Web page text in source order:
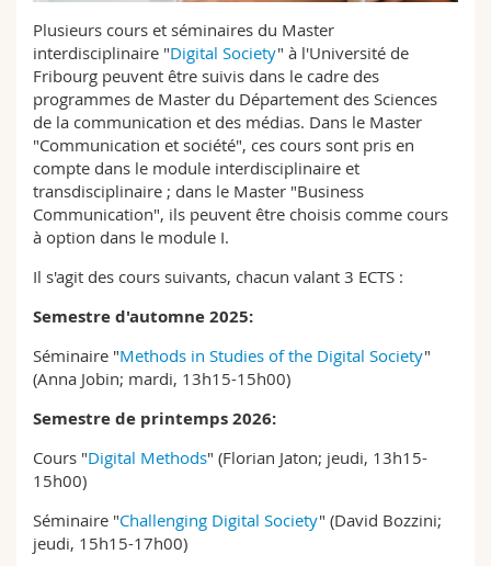
Interfacultaire
Doctorants
Programme des cours
MyUnifr
Plusieurs cours et séminaires du Master
interdisciplinaire "Digital Society" à l'Université de
Fribourg peuvent être suivis dans le cadre des
programmes de Master du Département des Sciences
de la communication et des médias. Dans le Master
"Communication et société", ces cours sont pris en
compte dans le module interdisciplinaire et
transdisciplinaire ; dans le Master "Business
Communication", ils peuvent être choisis comme cours
à option dans le module I.
Il s'agit des cours suivants, chacun valant 3 ECTS :
Semestre d'automne 2025:
Séminaire "Methods in Studies of the Digital Society"
(Anna Jobin; mardi, 13h15-15h00)
Semestre de printemps 2026:
Cours "Digital Methods" (Florian Jaton; jeudi, 13h15-
15h00)
Séminaire "Challenging Digital Society" (David Bozzini;
jeudi, 15h15-17h00)